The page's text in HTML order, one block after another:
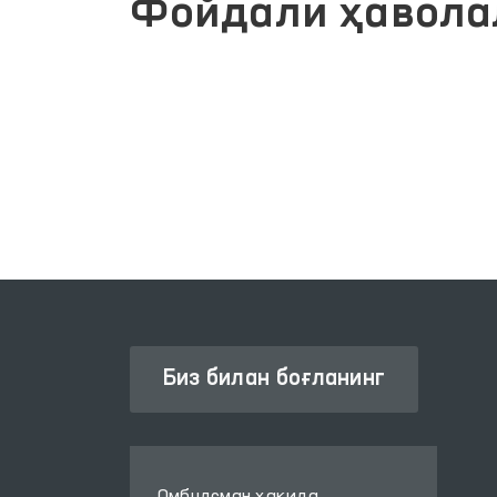
Фойдали
Биз билан боғланинг